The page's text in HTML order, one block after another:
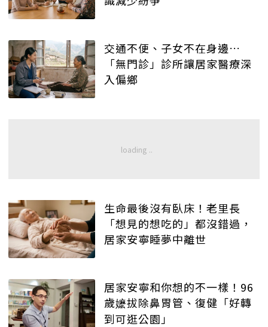
交通不便、子女不在身邊…
「無門診」診所讓居家醫療深
入偏鄉
生命最後沒有臥床！老里長
「想見的想吃的」都沒錯過，
居家安寧睡夢中離世
居家安寧和你想的不一樣！96
歲嬷拔除鼻胃管、復健「好轉
到可逛公園」